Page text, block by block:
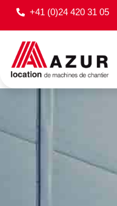
+41 (0)24 420 31 05